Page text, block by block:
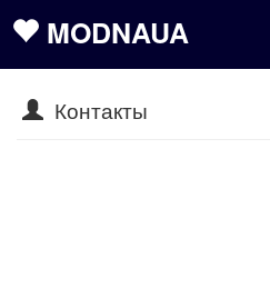
MODNAUA
Контакты